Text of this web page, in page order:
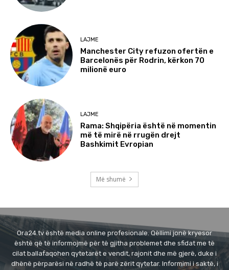
LAJME
Manchester City refuzon ofertën e
Barcelonës për Rodrin, kërkon 70
milionë euro
LAJME
Rama: Shqipëria është në momentin
më të mirë në rrugën drejt
Bashkimit Evropian
Më shumë
Ora24.tv është media online profesionale. Qëllimi jonë kryesor
është që të informojmë për të gjitha problemet dhe sfidat me të
cilat ballafaqohen qytetarët e vendit, rajonit dhe më gjerë, duke i
dhënë përparësi në radhë të parë zërit qytetar. Informimi i saktë, i